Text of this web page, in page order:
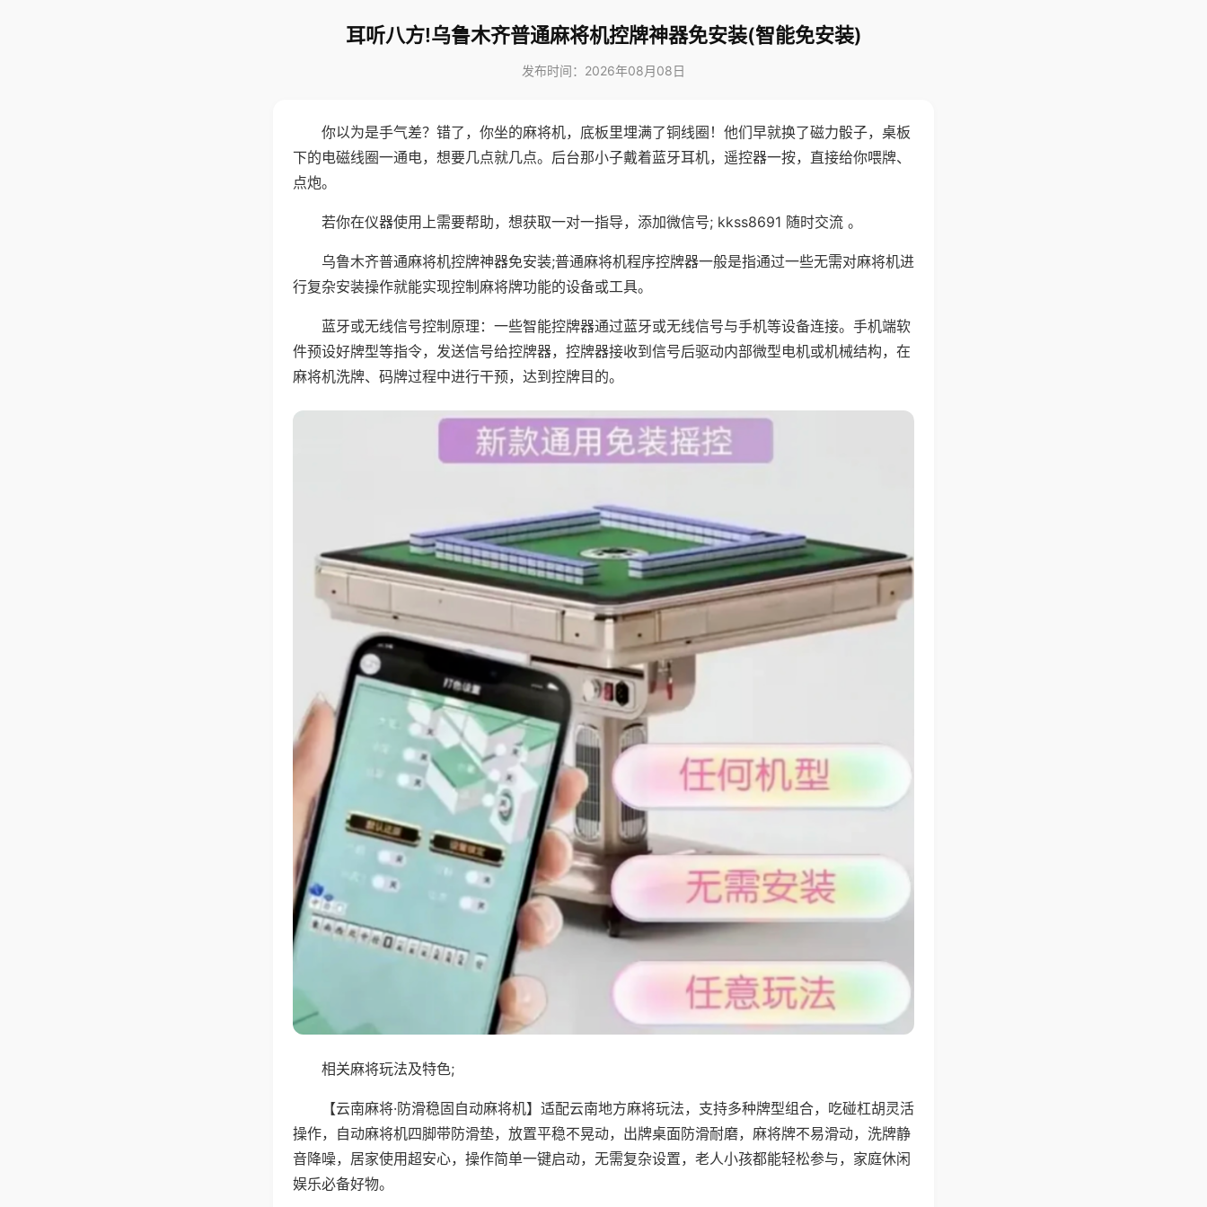
耳听八方!乌鲁木齐普通麻将机控牌神器免安装(智能免安装)
发布时间：2026年08月08日
你以为是手气差？错了，你坐的麻将机，底板里埋满了铜线圈！他们早就换了磁力骰子，桌板
下的电磁线圈一通电，想要几点就几点。后台那小子戴着蓝牙耳机，遥控器一按，直接给你喂牌、
点炮。
若你在仪器使用上需要帮助，想获取一对一指导，添加微信号; kkss8691 随时交流 。
乌鲁木齐普通麻将机控牌神器免安装;普通麻将机程序控牌器一般是指通过一些无需对麻将机进
行复杂安装操作就能实现控制麻将牌功能的设备或工具。
蓝牙或无线信号控制原理：一些智能控牌器通过蓝牙或无线信号与手机等设备连接。手机端软
件预设好牌型等指令，发送信号给控牌器，控牌器接收到信号后驱动内部微型电机或机械结构，在
麻将机洗牌、码牌过程中进行干预，达到控牌目的。
相关麻将玩法及特色;
【云南麻将·防滑稳固自动麻将机】适配云南地方麻将玩法，支持多种牌型组合，吃碰杠胡灵活
操作，自动麻将机四脚带防滑垫，放置平稳不晃动，出牌桌面防滑耐磨，麻将牌不易滑动，洗牌静
音降噪，居家使用超安心，操作简单一键启动，无需复杂设置，老人小孩都能轻松参与，家庭休闲
娱乐必备好物。